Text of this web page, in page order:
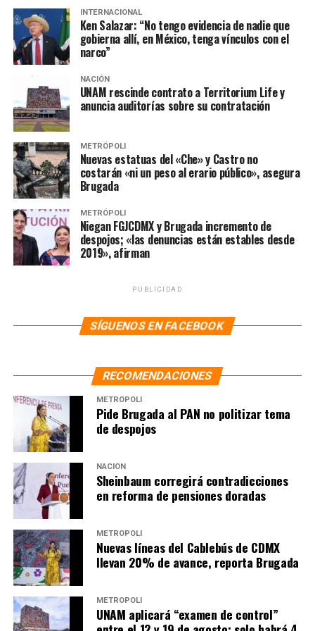
INTERNACIONAL
Ken Salazar: “No tengo evidencia de nadie que
gobierna allí, en México, tenga vínculos con el
narco”
NACIÓN
UNAM rescinde contrato a Territorium Life y
anuncia auditorías sobre su contratación
METRÓPOLI
Nuevas estatuas del «Che» y Castro no
costarán «ni un peso al erario público», asegura
Brugada
METRÓPOLI
Niegan FGJCDMX y Brugada incremento de
despojos; «las denuncias están estables desde
2019», afirman
PUBLICIDAD
SÍGUENOS EN FACEBOOK
RECOMENDACIONES
METRÓPOLI
Pide Brugada al PAN no politizar tema
de despojos
NACIÓN
Sheinbaum corregirá contradicciones
en reforma de pensiones doradas
METRÓPOLI
Nuevas líneas del Cablebús de CDMX
llevan 20% de avance, reporta Brugada
METRÓPOLI
UNAM aplicará “examen de control”